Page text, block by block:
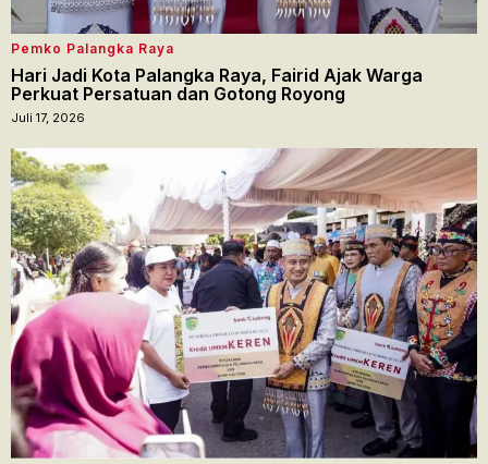
Pemko Palangka Raya
Hari Jadi Kota Palangka Raya, Fairid Ajak Warga
Perkuat Persatuan dan Gotong Royong
Juli 17, 2026